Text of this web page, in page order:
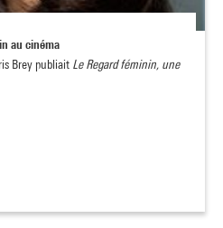
au cinéma
Brey publiait Le Regard féminin, une